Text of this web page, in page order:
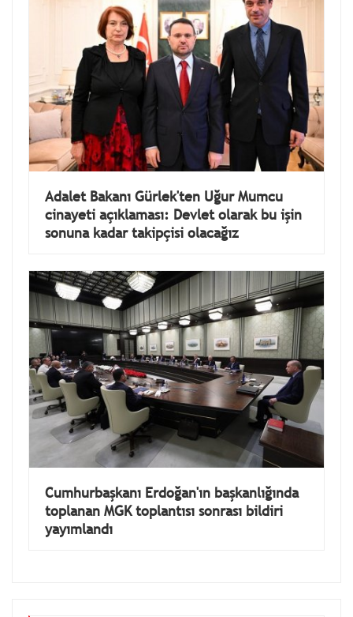
Adalet Bakanı Gürlek'ten Uğur Mumcu
cinayeti açıklaması: Devlet olarak bu işin
sonuna kadar takipçisi olacağız
Cumhurbaşkanı Erdoğan'ın başkanlığında
toplanan MGK toplantısı sonrası bildiri
yayımlandı